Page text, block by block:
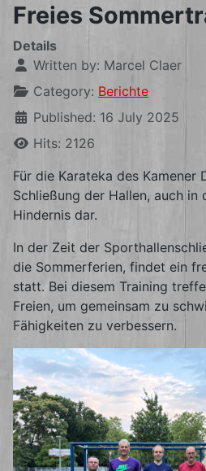
Freies
Details
Written by: Marcel Claer
Category: Berichte
Published: 16 July 2025
Hits: 2126
Für die Karateka des Kamener
Schließung der Hallen, auch in
Hindernis dar.
In der Zeit der
die Sommerferien, findet ein
statt. Bei diesem Training
Freien, um gemeinsam zu
Fähigkeiten zu verbessern.